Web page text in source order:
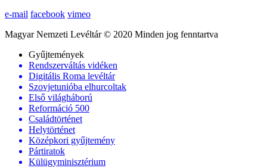
e-mail facebook vimeo
Magyar Nemzeti Levéltár © 2020 Minden jog fenntartva
Gyűjtemények
Rendszerváltás vidéken
Digitális Roma levéltár
Szovjetunióba elhurcoltak
Első világháború
Reformáció 500
Családtörténet
Helytörténet
Középkori gyűjtemény
Pártiratok
Külügyminisztérium